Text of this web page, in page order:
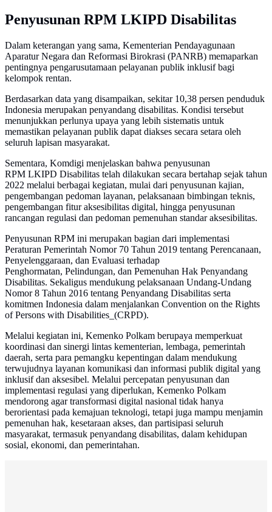
Penyusunan RPM LKIPD Disabilitas
Dalam keterangan yang sama, Kementerian Pendayagunaan
Aparatur Negara dan Reformasi Birokrasi (PANRB) memaparkan
pentingnya pengarusutamaan pelayanan publik inklusif bagi
kelompok rentan.
Berdasarkan data yang disampaikan, sekitar 10,38 persen penduduk
Indonesia merupakan penyandang disabilitas. Kondisi tersebut
menunjukkan perlunya upaya yang lebih sistematis untuk
memastikan pelayanan publik dapat diakses secara setara oleh
seluruh lapisan masyarakat.
Sementara, Komdigi menjelaskan bahwa penyusunan
RPM LKIPD Disabilitas telah dilakukan secara bertahap sejak tahun
2022 melalui berbagai kegiatan, mulai dari penyusunan kajian,
pengembangan pedoman layanan, pelaksanaan bimbingan teknis,
pengembangan fitur aksesibilitas digital, hingga penyusunan
rancangan regulasi dan pedoman pemenuhan standar aksesibilitas.
Penyusunan RPM ini merupakan bagian dari implementasi
Peraturan Pemerintah Nomor 70 Tahun 2019 tentang Perencanaan,
Penyelenggaraan, dan Evaluasi terhadap
Penghormatan, Pelindungan, dan Pemenuhan Hak Penyandang
Disabilitas. Sekaligus mendukung pelaksanaan Undang-Undang
Nomor 8 Tahun 2016 tentang Penyandang Disabilitas serta
komitmen Indonesia dalam menjalankan Convention on the Rights
of Persons with Disabilities_(CRPD).
Melalui kegiatan ini, Kemenko Polkam berupaya memperkuat
koordinasi dan sinergi lintas kementerian, lembaga, pemerintah
daerah, serta para pemangku kepentingan dalam mendukung
terwujudnya layanan komunikasi dan informasi publik digital yang
inklusif dan aksesibel. Melalui percepatan penyusunan dan
implementasi regulasi yang diperlukan, Kemenko Polkam
mendorong agar transformasi digital nasional tidak hanya
berorientasi pada kemajuan teknologi, tetapi juga mampu menjamin
pemenuhan hak, kesetaraan akses, dan partisipasi seluruh
masyarakat, termasuk penyandang disabilitas, dalam kehidupan
sosial, ekonomi, dan pemerintahan.